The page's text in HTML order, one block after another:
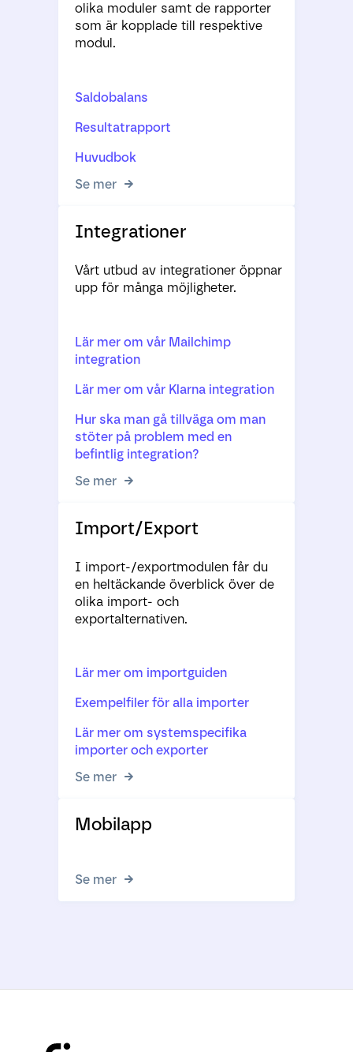
olika moduler samt de rapporter
som är kopplade till respektive
modul.
Saldobalans
Resultatrapport
Huvudbok
Se mer
Integrationer
Vårt utbud av integrationer öppnar
upp för många möjligheter.
Lär mer om vår Mailchimp
integration
Lär mer om vår Klarna integration
Hur ska man gå tillväga om man
stöter på problem med en
befintlig integration?
Se mer
Import/Export
I import-/exportmodulen får du
en heltäckande överblick över de
olika import- och
exportalternativen.
Lär mer om importguiden
Exempelfiler för alla importer
Lär mer om systemspecifika
importer och exporter
Se mer
Mobilapp
Se mer